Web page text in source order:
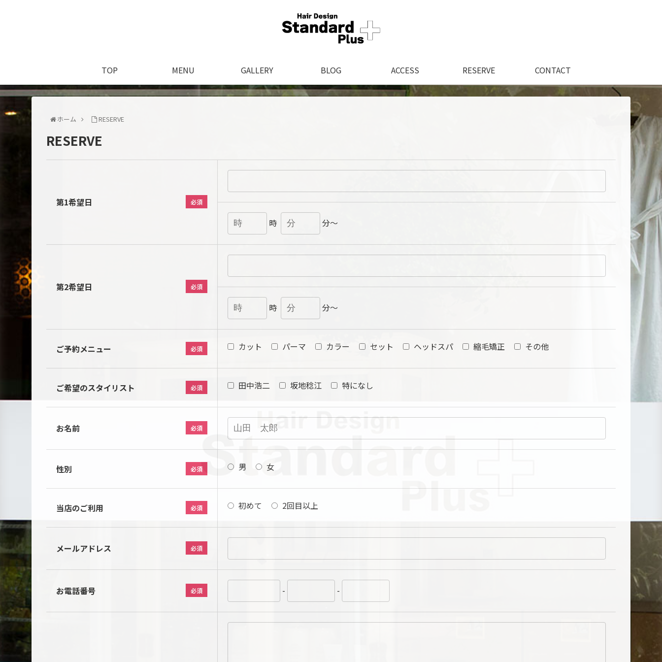
TOP MENU GALLERY BLOG ACCESS RESERVE CONTACT
ホーム RESERVE
RESERVE
第1希望日 必須
時 分～
第2希望日 必須
時 分～
ご予約メニュー 必須 カット パーマ カラー セット ヘッドスパ 縮毛矯正 その他
ご希望のスタイリスト 必須 田中浩二 坂地稔江 特になし
お名前 必須
性別 必須 男 女
当店のご利用 必須 初めて 2回目以上
メールアドレス 必須
お電話番号 必須 - -